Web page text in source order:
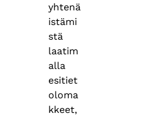
yhtenä
istämi
stä
laatim
alla
esitiet
oloma
kkeet,